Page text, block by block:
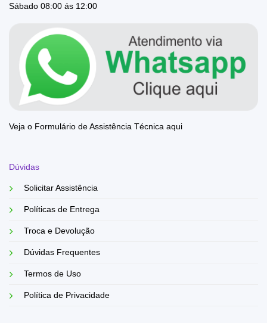
Sábado 08:00 ás 12:00
Veja o Formulário de Assistência Técnica aqui
Dúvidas
Solicitar Assistência
Políticas de Entrega
Troca e Devolução
Dúvidas Frequentes
Termos de Uso
Política de Privacidade